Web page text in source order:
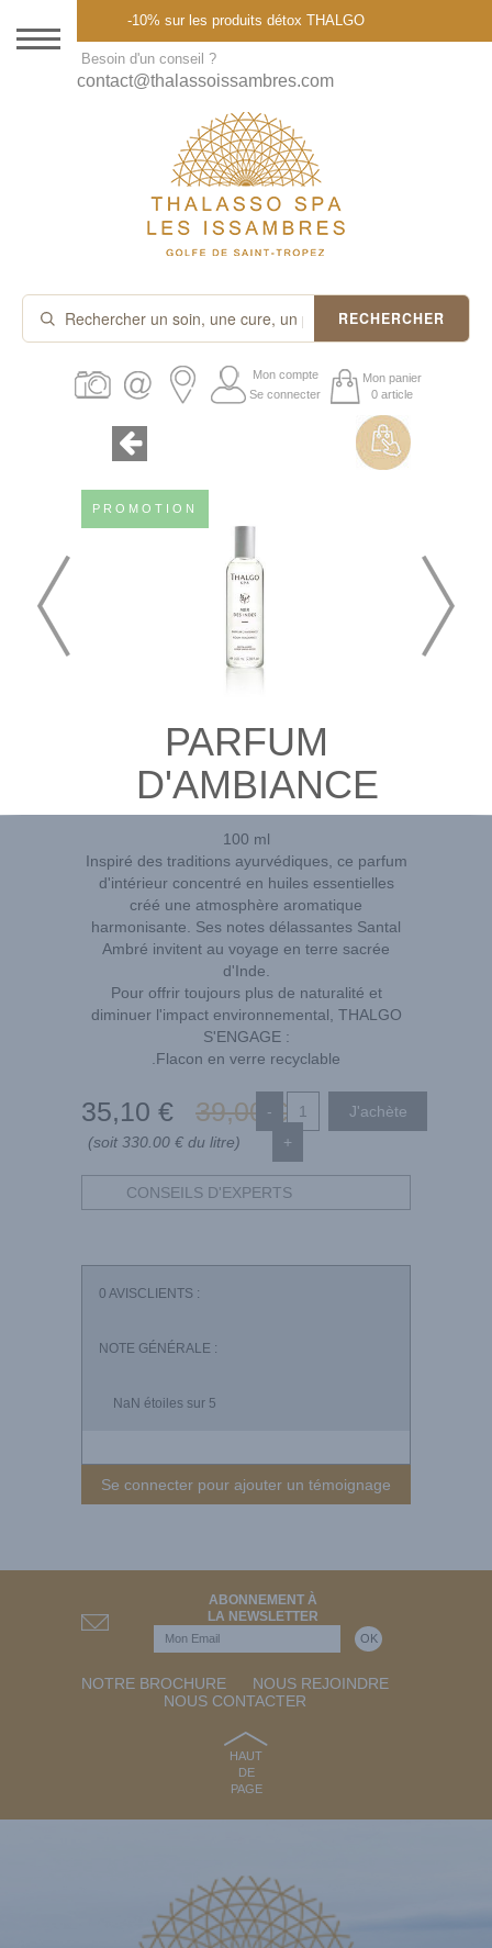
DESTINATION
THALASSO SPA
CURES ET FORFAITS
SOINS À LA CARTE
ABONNEMENTS
PROMOS
-10% sur les produits détox THALGO
Besoin d'un conseil ?
contact@thalassoissambres.com
RECHERCHER
Mon compte
Se connecter
Mon panier
0 article
PROMOTION
PARFUM
D'AMBIANCE
100 ml
Inspiré des traditions ayurvédiques, ce parfum
d'intérieur concentré en huiles essentielles
créé une atmosphère aromatique
harmonisante. Ses notes délassantes Santal
Ambré invitent au voyage en terre sacrée
d'Inde.
Pour offrir toujours plus de naturalité et
diminuer l'impact environnemental, THALGO
S'ENGAGE :
.Flacon en verre recyclable
35,10 € 39,00 €
(soit 330.00 € du litre)
-
+
CONSEILS D'EXPERTS
0 AVISCLIENTS :
NOTE GÉNÉRALE :
NaN étoiles sur 5
Se connecter pour ajouter un témoignage
ABONNEMENT À
LA NEWSLETTER
NOTRE BROCHURE
NOUS REJOINDRE
NOUS CONTACTER
HAUT
DE
PAGE